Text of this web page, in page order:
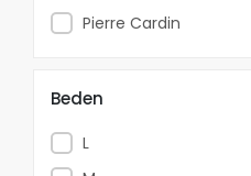
Pierre Cardin
Beden
L